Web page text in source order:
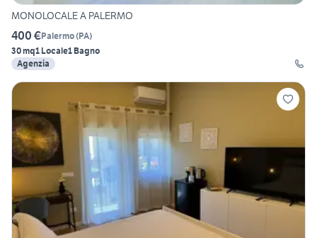
MONOLOCALE A PALERMO
400 €Palermo(PA)
30 mq1 Locale1 Bagno
Agenzia